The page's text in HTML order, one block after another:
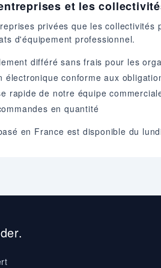
et les
privées que les
d'équipement professionnel.
différé sans frais pour les
conforme aux
rapide de notre équipe
en quantité
en France est disponible du